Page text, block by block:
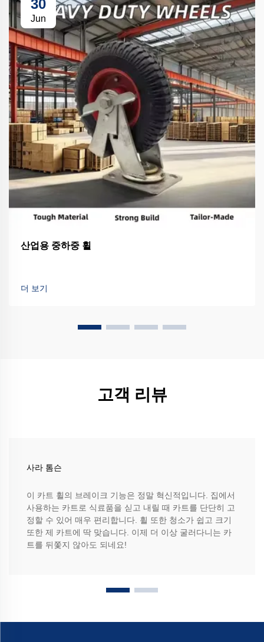
30
Jun
산업용 중하중 휠
더 보기
고객 리뷰
사라 톰슨
이 카트 휠의 브레이크 기능은 정말 혁신적입니다. 집에서
사용하는 카트로 식료품을 싣고 내릴 때 카트를 단단히 고
정할 수 있어 매우 편리합니다. 휠 또한 청소가 쉽고 크기
또한 제 카트에 딱 맞습니다. 이제 더 이상 굴러다니는 카
트를 뒤쫓지 않아도 되네요!